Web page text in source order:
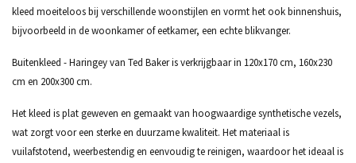
kleed moeiteloos bij verschillende woonstijlen en vormt het ook binnenshuis,
bijvoorbeeld in de woonkamer of eetkamer, een echte blikvanger.
Buitenkleed - Haringey van Ted Baker is verkrijgbaar in 120x170 cm, 160x230
cm en 200x300 cm.
Het kleed is plat geweven en gemaakt van hoogwaardige synthetische vezels,
wat zorgt voor een sterke en duurzame kwaliteit. Het materiaal is
vuilafstotend, weerbestendig en eenvoudig te reinigen, waardoor het ideaal is